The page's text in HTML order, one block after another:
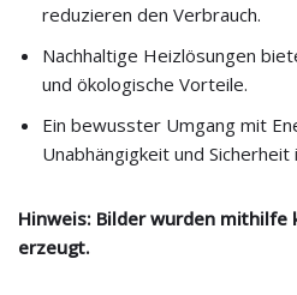
reduzieren den Verbrauch.
Nachhaltige Heizlösungen
und ökologische Vorteile.
Ein bewusster Umgang mit
Unabhängigkeit und Sicherheit
Hinweis: Bilder wurden
erzeugt.